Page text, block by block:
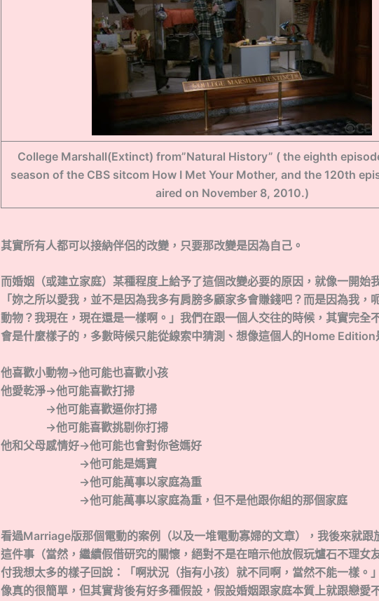
College Marshall(Extinct) from”Natural History” ( the eighth
season of the CBS sitcom How I Met Your Mother, and the 120th
aired on November 8, 2010.)
其實所有人都可以接納伴侶的改變，只要那改變是因為自己。
而婚姻（或建立家庭）某種程度上給予了這個改變必要的原因，就像一開始
「妳之所以愛我，並不是因為我多有肩膀多顧家多會賺錢吧？而是因為我，
動物？我現在，現在還是一樣啊。」我們在跟一個人交往的時候，其實完全
會是什麼樣子的，多數時候只能從線索中猜測、想像這個人的Home Edition
他喜歡小動物→他可能也喜歡小孩
他愛乾淨→他可能喜歡打掃
→他可能喜歡逼你打掃
→他可能喜歡挑剔你打掃
他和父母感情好→他可能也會對你爸媽好
→他可能是媽寶
→他可能萬事以家庭為重
→他可能萬事以家庭為重，但不是他跟你組的那個家庭
看過Marriage版那個電動的案例（以及一堆電動寡婦的文章），我後來就跟
這件事（當然，繼續假借研究的關懷，絕對不是在暗示他放假玩爐石不理女
付我想太多的樣子回說：「啊狀況（指有小孩）就不同啊，當然不能一樣。
像真的很簡單，但其實背後有好多種假設，假設婚姻跟家庭本質上就跟戀愛